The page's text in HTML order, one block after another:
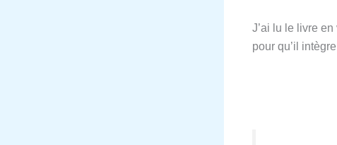
J’ai lu le livre
pour qu’il